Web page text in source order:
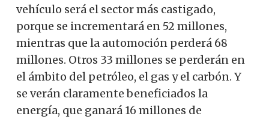
vehículo será el sector más castigado,
porque se incrementará en 52 millones,
mientras que la automoción perderá 68
millones. Otros 33 millones se perderán en
el ámbito del petróleo, el gas y el carbón. Y
se verán claramente beneficiados la
energía, que ganará 16 millones de